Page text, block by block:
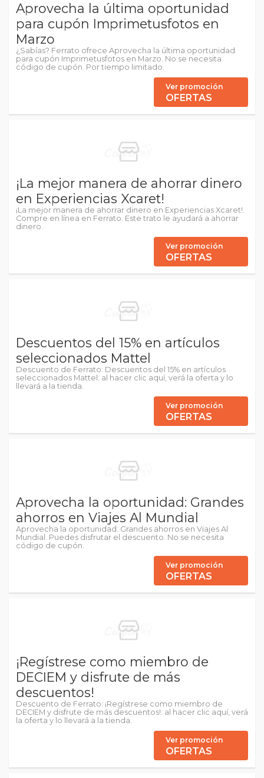
Aprovecha la última oportunidad
para cupón Imprimetusfotos en
Marzo
¿Sabías? Ferrato ofrece Aprovecha la última oportunidad
para cupón Imprimetusfotos en Marzo. No se necesita
código de cupón. Por tiempo limitado.
Ver promoción
OFERTAS
¡La mejor manera de ahorrar dinero
en Experiencias Xcaret!
¡La mejor manera de ahorrar dinero en Experiencias Xcaret!.
Compre en línea en Ferrato. Este trato le ayudará a ahorrar
dinero.
Ver promoción
OFERTAS
Descuentos del 15% en artículos
seleccionados Mattel
Descuento de Ferrato: Descuentos del 15% en artículos
seleccionados Mattel: al hacer clic aquí, verá la oferta y lo
llevará a la tienda.
Ver promoción
OFERTAS
Aprovecha la oportunidad: Grandes
ahorros en Viajes Al Mundial
Aprovecha la oportunidad: Grandes ahorros en Viajes Al
Mundial. Puedes disfrutar el descuento. No se necesita
código de cupón.
Ver promoción
OFERTAS
¡Regístrese como miembro de
DECIEM y disfrute de más
descuentos!
Descuento de Ferrato: ¡Regístrese como miembro de
DECIEM y disfrute de más descuentos!: al hacer clic aquí, verá
la oferta y lo llevará a la tienda.
Ver promoción
OFERTAS